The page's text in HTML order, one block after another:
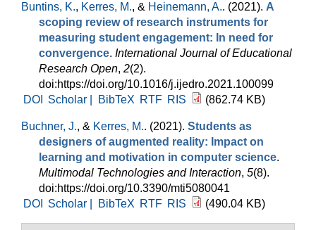
Buntins, K., Kerres, M., & Heinemann, A.. (2021). A
scoping review of research instruments for
measuring student engagement: In need for
convergence. International Journal of Educational
Research Open, 2(2).
doi:https://doi.org/10.1016/j.ijedro.2021.100099
DOI
Scholar | BibTeX RTF RIS (862.74 KB)
Buchner, J., & Kerres, M.. (2021). Students as
designers of augmented reality: Impact on
learning and motivation in computer science.
Multimodal Technologies and Interaction, 5(8).
doi:https://doi.org/10.3390/mti5080041
DOI
Scholar | BibTeX RTF RIS (490.04 KB)